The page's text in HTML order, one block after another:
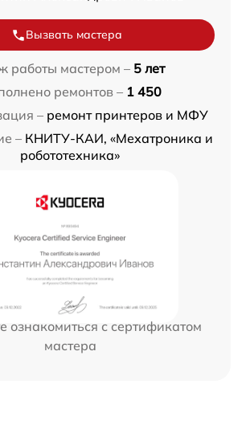
Вызвать мастера
работы мастером – 5 лет
ремонтов – 1 450
– ремонт принтеров и МФУ
– КНИТУ-КАИ, «Мехатроника и
робототехника»
ознакомиться с сертификатом
мастера